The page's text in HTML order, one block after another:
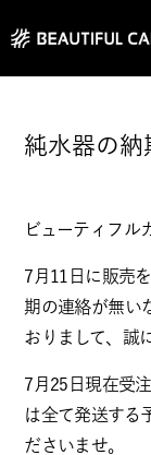
純水器の納
ビューティフル
7月11日に販売
期の連絡が無い
おりまして、誠
7月25日現在受
は全て発送する
ださいませ。